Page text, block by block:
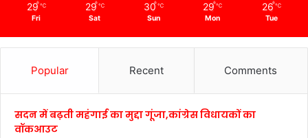
29 ℃
Fri
29 ℃
Sat
30 ℃
Sun
29 ℃
Mon
26 ℃
Tue
Popular Recent Comments
सदन में बढ़ती महंगाई का मुद्दा गूंजा,कांग्रेस विधायकों का
वॉकआउट